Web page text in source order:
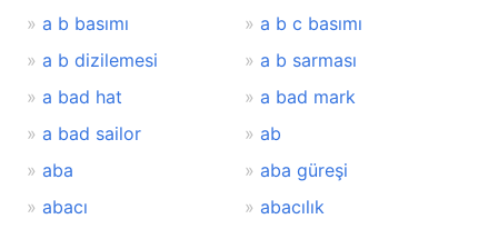
a b basımı
a b c basımı
a b dizilemesi
a b sarması
a bad hat
a bad mark
a bad sailor
ab
aba
aba güreşi
abacı
abacılık